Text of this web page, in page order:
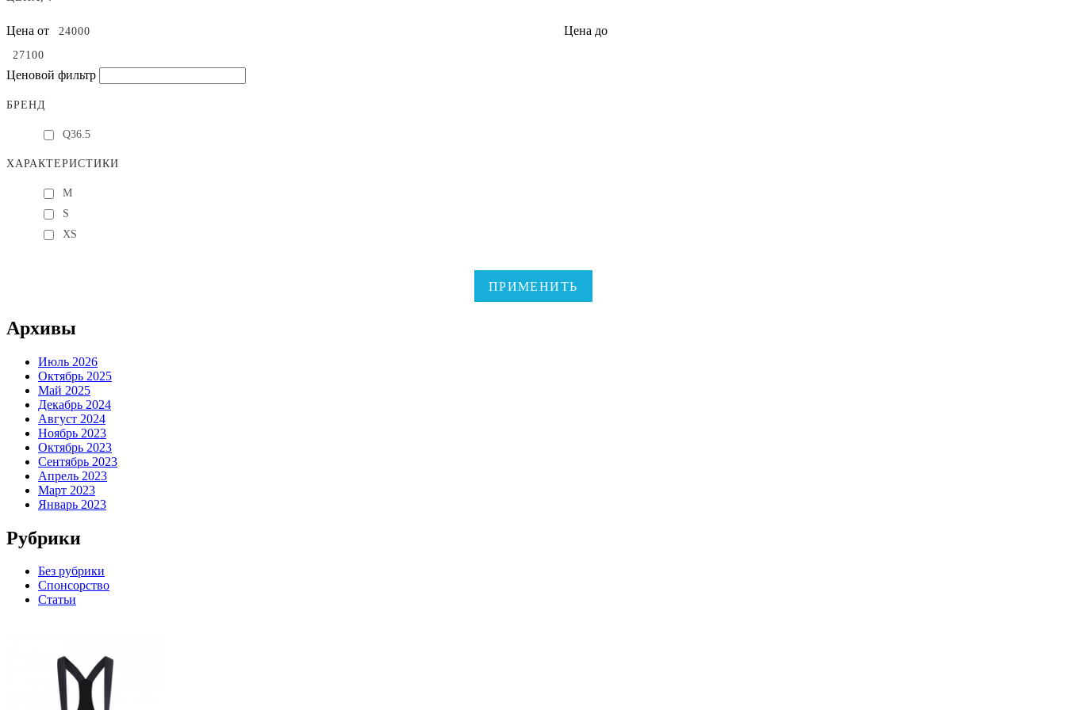
Цена от Цена до
Ценовой фильтр
БРЕНД
Q36.5
ХАРАКТЕРИСТИКИ
M
S
XS
ПРИМЕНИТЬ
Архивы
Июль 2026
Октябрь 2025
Май 2025
Декабрь 2024
Август 2024
Ноябрь 2023
Октябрь 2023
Сентябрь 2023
Апрель 2023
Март 2023
Январь 2023
Рубрики
Без рубрики
Спонсорство
Статьи